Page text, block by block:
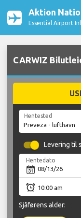
Aktion
Essential Airport
CARWIZ
Hentested
Levering til
Hentedato
Sjåførens alder: